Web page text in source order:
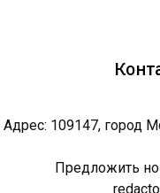
Адрес: 109147, город
Предложить